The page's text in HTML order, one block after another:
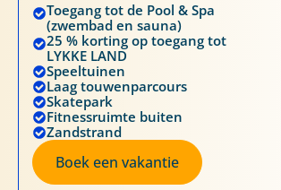
Toegang tot de Pool & Spa
(zwembad en sauna)
25 % korting op toegang tot
LYKKE LAND
Speeltuinen
Laag touwenparcours
Skatepark
Fitnessruimte buiten
Zandstrand
Boek een vakantie